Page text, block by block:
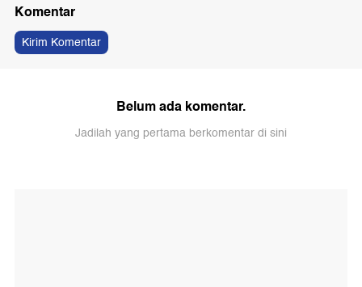
Komentar
Kirim Komentar
Belum ada komentar.
Jadilah yang pertama berkomentar di sini